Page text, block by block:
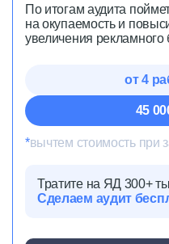
По итогам аудита
на окупаемость и
увеличения рекламного
от 4
45
*вычтем стоимость при
Тратите на ЯД 300+
Сделаем аудит